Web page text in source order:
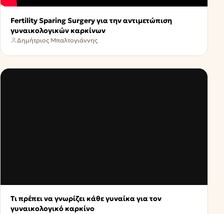
Fertility Sparing Surgery για την αντιμετώπιση
γυναικολογικών καρκίνων
Δημήτριος Μπαλτογιάννης
Τι πρέπει να γνωρίζει κάθε γυναίκα για τον
γυναικολογικό καρκίνο